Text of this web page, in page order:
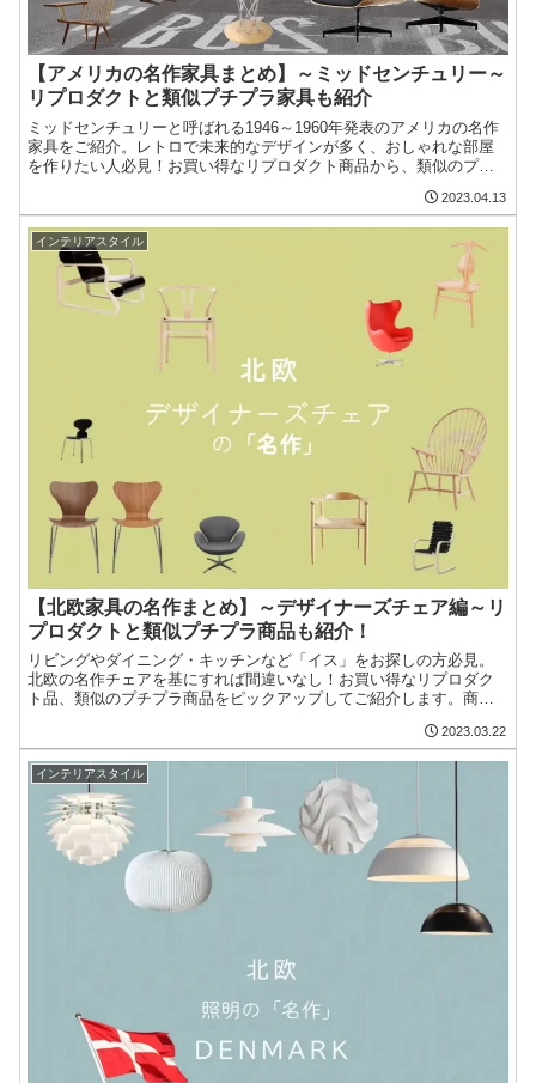
【アメリカの名作家具まとめ】～ミッドセンチュリー～
リプロダクトと類似プチプラ家具も紹介
ミッドセンチュリーと呼ばれる1946～1960年発表のアメリカの名作
家具をご紹介。レトロで未来的なデザインが多く、おしゃれな部屋
を作りたい人必見！お買い得なリプロダクト商品から、類似のプチ
2023.04.13
インテリアスタイル
【北欧家具の名作まとめ】～デザイナーズチェア編～リ
プロダクトと類似プチプラ商品も紹介！
リビングやダイニング・キッチンなど「イス」をお探しの方必見。
北欧の名作チェアを基にすれば間違いなし！お買い得なリプロダク
ト品、類似のプチプラ商品をピックアップしてご紹介します。商品
2023.03.22
インテリアスタイル